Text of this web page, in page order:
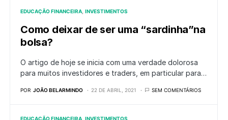
EDUCAÇÃO FINANCEIRA INVESTIMENTOS
Como deixar de ser uma “sardinha”na
bolsa?
O artigo de hoje se inicia com uma verdade dolorosa
para muitos investidores e traders, em particular para…
POR JOÃO BELARMINDO 22 DE ABRIL, 2021 SEM COMENTÁRIOS
EDUCAÇÃO FINANCEIRA INVESTIMENTOS